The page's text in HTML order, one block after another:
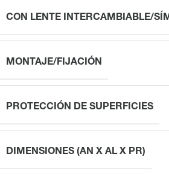
CON LENTE INTERCAMBIABLE/
MONTAJE/FIJACIÓN
PROTECCIÓN DE SUPERFICIES
DIMENSIONES (AN X AL X PR)